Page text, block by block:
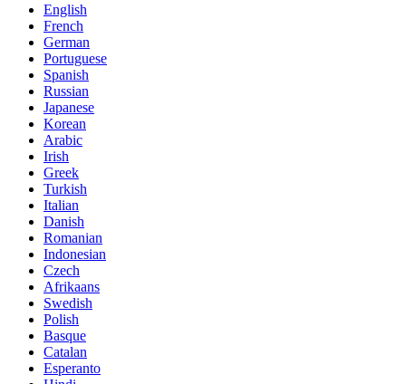
English
French
German
Portuguese
Spanish
Russian
Japanese
Korean
Arabic
Irish
Greek
Turkish
Italian
Danish
Romanian
Indonesian
Czech
Afrikaans
Swedish
Polish
Basque
Catalan
Esperanto